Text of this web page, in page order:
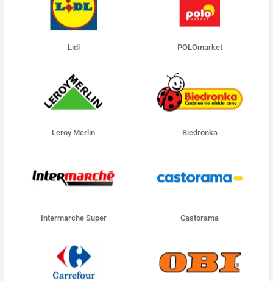
Lidl POLOmarket
Leroy Merlin Biedronka
Intermarche Super Castorama